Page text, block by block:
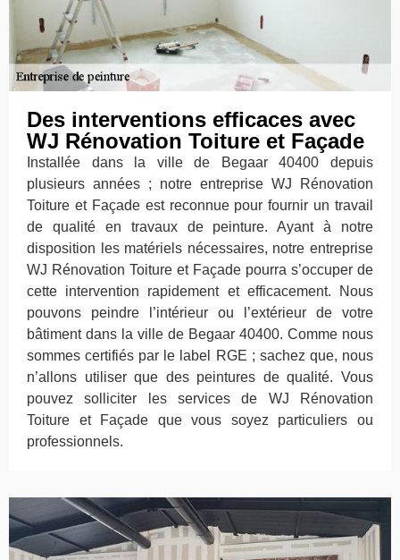
Des interventions efficaces avec
WJ Rénovation Toiture et Façade
Installée dans la ville de Begaar 40400 depuis
plusieurs années ; notre entreprise WJ Rénovation
Toiture et Façade est reconnue pour fournir un travail
de qualité en travaux de peinture. Ayant à notre
disposition les matériels nécessaires, notre entreprise
WJ Rénovation Toiture et Façade pourra s’occuper de
cette intervention rapidement et efficacement. Nous
pouvons peindre l’intérieur ou l’extérieur de votre
bâtiment dans la ville de Begaar 40400. Comme nous
sommes certifiés par le label RGE ; sachez que, nous
n’allons utiliser que des peintures de qualité. Vous
pouvez solliciter les services de WJ Rénovation
Toiture et Façade que vous soyez particuliers ou
professionnels.